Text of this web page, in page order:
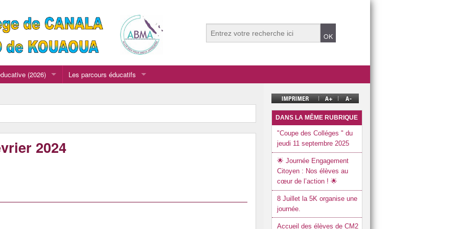
(2026)
Agents
Les parcours éducatifs
2024
DANS LA MÊME RUBRIQUE
"Coupe des Colléges " du
jeudi 11 septembre 2025
🌟 Journée Engagement
Citoyen : Nos élèves au
cœur de l’action ! 🌟
8 Juillet la 5K organise une
journée.
Accueil des élèves de CM2